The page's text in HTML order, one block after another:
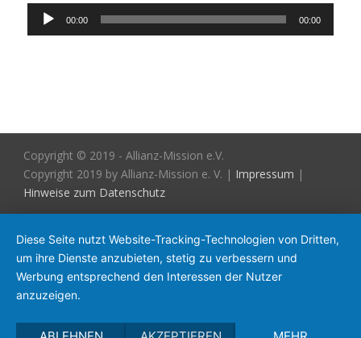
Audio-
Player
00:00 00:00
Copyright © 2019 - Allianz-Mission e.V.
Copyright 2019 by Allianz-Mission e. V. | Impressum |
Hinweise zum Datenschutz
Diese Seite nutzt Website-Tracking-Technologien von Dritten,
um ihre Dienste anzubieten, stetig zu verbessern und
Werbung entsprechend den Interessen der Nutzer
anzuzeigen.